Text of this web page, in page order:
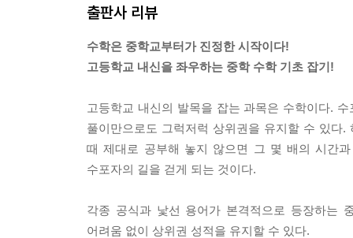
출판사 리뷰
수학은 중학교부터가 진정한 시작이다!
고등학교 내신을 좌우하는 중학 수학 기초 잡기!
고등학교 내신의 발목을 잡는 과목은 수학이다.
풀이만으로도 그럭저럭 상위권을 유지할 수 있다
때 제대로 공부해 놓지 않으면 그 몇 배의 시간
수포자의 길을 걷게 되는 것이다.
각종 공식과 낯선 용어가 본격적으로 등장하는
어려움 없이 상위권 성적을 유지할 수 있다.